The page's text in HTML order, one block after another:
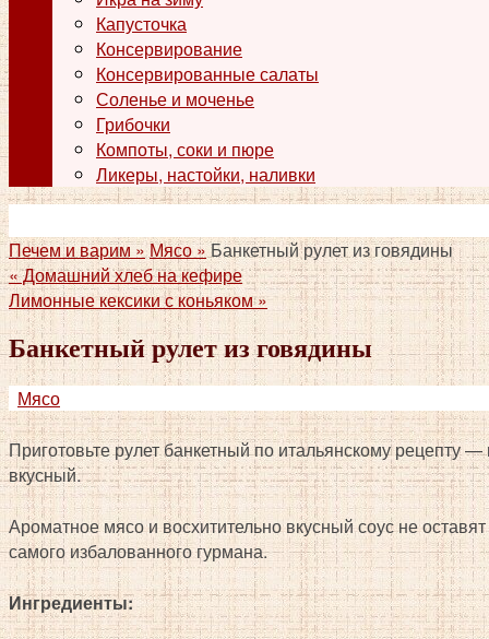
Капусточка
Консервирование
Консервированные салаты
Соленье и моченье
Грибочки
Компоты, соки и пюре
Ликеры, настойки, наливки
Печем и варим » Мясо »Банкетный рулет из говядины
«Домашний хлеб на кефире
Лимонные кексики с коньяком»
Банкетный рулет из говядины
Мясо
Приготовьте рулет банкетный по итальянскому рецепту
вкусный.
Ароматное мясо и восхитительно вкусный соус не
самого избалованного гурмана.
Ингредиенты: